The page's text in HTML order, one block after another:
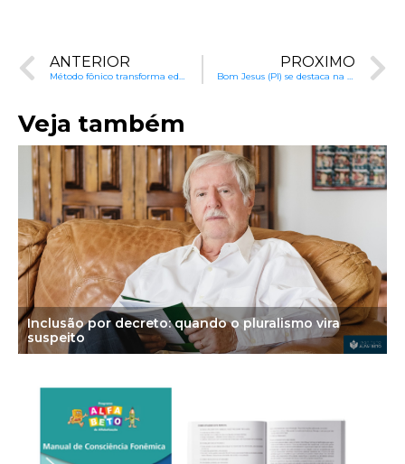
ANTERIOR PRÓXIMO
Veja também
Inclusão por decreto: quando o pluralismo vira
suspeito